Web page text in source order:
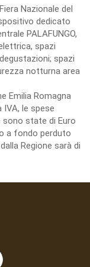
Nazionale del
dedicato
PALAFUNGO,
spazi
spazi
notturna area
Emilia Romagna
IVA, le spese
state di Euro
a fondo perduto
Regione sarà di